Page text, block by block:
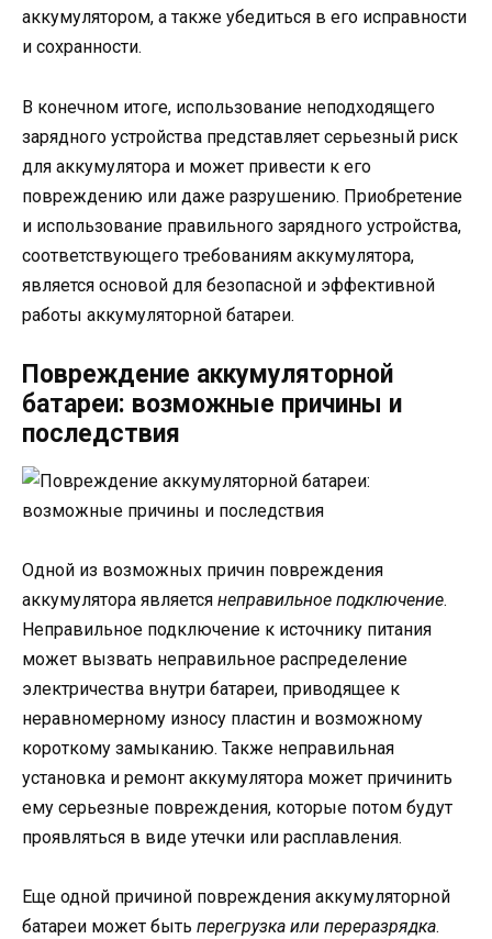
аккумулятором, а также убедиться в его исправности
и сохранности.
В конечном итоге, использование неподходящего
зарядного устройства представляет серьезный риск
для аккумулятора и может привести к его
повреждению или даже разрушению. Приобретение
и использование правильного зарядного устройства,
соответствующего требованиям аккумулятора,
является основой для безопасной и эффективной
работы аккумуляторной батареи.
Повреждение аккумуляторной
батареи: возможные причины и
последствия
Одной из возможных причин повреждения
аккумулятора является неправильное подключение.
Неправильное подключение к источнику питания
может вызвать неправильное распределение
электричества внутри батареи, приводящее к
неравномерному износу пластин и возможному
короткому замыканию. Также неправильная
установка и ремонт аккумулятора может причинить
ему серьезные повреждения, которые потом будут
проявляться в виде утечки или расплавления.
Еще одной причиной повреждения аккумуляторной
батареи может быть перегрузка или переразрядка.